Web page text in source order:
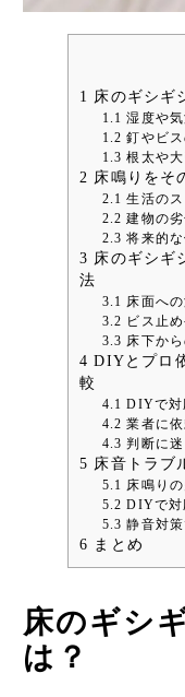
1 床のギシギ
1.1 湿度や
1.2 釘やビ
1.3 根太や
2 床鳴りをそ
2.1 生活の
2.2 建物の
2.3 将来的
3 床のギシギ
法
3.1 床面へ
3.2 ビス止
3.3 床下か
4 DIYとプロ
較
4.1 DIYで対
4.2 業者に
4.3 判断に
5 床音トラブ
5.1 床鳴り
5.2 DIYで対
5.3 静音対
6 まとめ
床のギシ
は？